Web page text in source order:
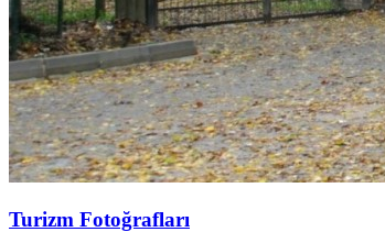
Turizm Fotoğrafları